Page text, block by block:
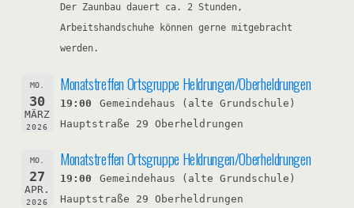
Der Zaunbau dauert ca. 2 Stunden,
Arbeitshandschuhe können gerne mitgebracht
werden.
MO.
30
MÄRZ
2026
Monatstreffen Ortsgruppe Heldrungen/Oberheldrungen
19:00
Gemeindehaus (alte Grundschule)
Hauptstraße 29 Oberheldrungen
MO.
27
APR.
2026
Monatstreffen Ortsgruppe Heldrungen/Oberheldrungen
19:00
Gemeindehaus (alte Grundschule)
Hauptstraße 29 Oberheldrungen